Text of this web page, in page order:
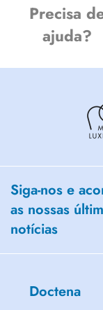
Au moment de
veuillez s'il vous
Au plaisir de vous
Precisa
ajuda?
Siga-nos e
as nossas
notícias
Doctena